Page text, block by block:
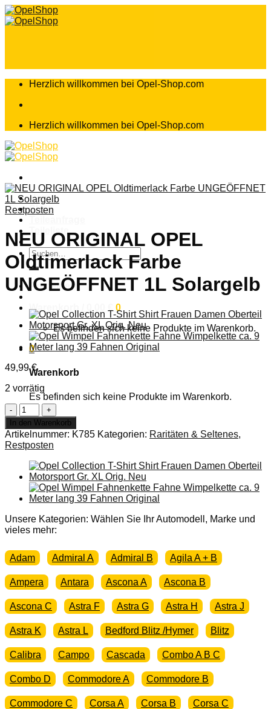
Zum
Inhalt
Herzlich willkommen bei Opel-Shop.com
Herzlich willkommen bei Opel-Shop.com
Home
Shop
Teileliste
Suchen
nach:
Anmelden
Warenkorb /
0
Es befinden sich keine Produkte im Warenkorb.
0
Warenkorb
Es befinden sich keine Produkte im Warenkorb.
Restposten
NEU ORIGINAL OPEL
Oldtimerlack Farbe
UNGEÖFFNET 1L Solargelb
49,99€
2 vorrätig
NEU
ORIGINAL
OPEL
Oldtimerlack
Farbe
UNGEÖFFNET
1L
Solargelb
Menge
In den Warenkorb
Artikelnummer: K785 Kategorien: Raritäten & Seltenes,
Restposten
Unsere Kategorien: Wählen Sie Ihr Automodell, Marke und
vieles mehr:
Adam Admiral A Admiral B Agila A + B
Ampera Antara Ascona A Ascona B
Ascona C Astra F Astra G Astra H Astra J
Astra K Astra L Bedford Blitz /Hymer Blitz
Calibra Campo Cascada Combo A B C
Combo D Commodore A Commodore B
Commodore C Corsa A Corsa B Corsa C